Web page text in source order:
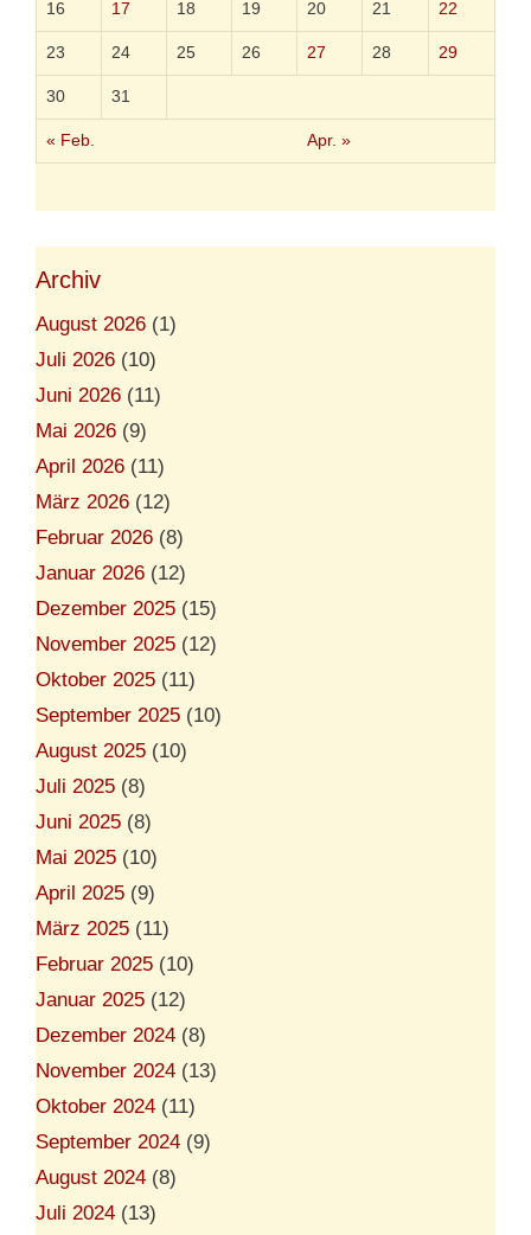
« Feb. Apr. »
16 17 18 19 20 21 22
23 24 25 26 27 28 29
30 31
Archiv
August 2026 (1)
Juli 2026 (10)
Juni 2026 (11)
Mai 2026 (9)
April 2026 (11)
März 2026 (12)
Februar 2026 (8)
Januar 2026 (12)
Dezember 2025 (15)
November 2025 (12)
Oktober 2025 (11)
September 2025 (10)
August 2025 (10)
Juli 2025 (8)
Juni 2025 (8)
Mai 2025 (10)
April 2025 (9)
März 2025 (11)
Februar 2025 (10)
Januar 2025 (12)
Dezember 2024 (8)
November 2024 (13)
Oktober 2024 (11)
September 2024 (9)
August 2024 (8)
Juli 2024 (13)